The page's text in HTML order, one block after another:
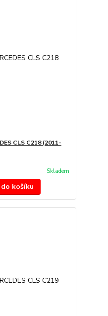
CLS C218 (2011-
Skladem
košíku